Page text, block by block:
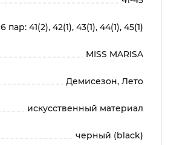
6 пар: 41(2), 42(1), 43(1), 44(1), 45(1)
MISS MARISA
Демисезон, Лето
искусственный материал
черный (black)